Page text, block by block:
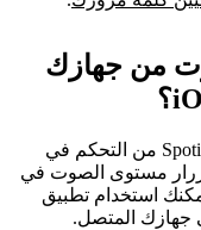
من جهازك
لقد أوقفت Apple التكنولوجيا التي تمكِّن Spotify من التحكم في
مستوى الصوت في
استخدام تطبيق